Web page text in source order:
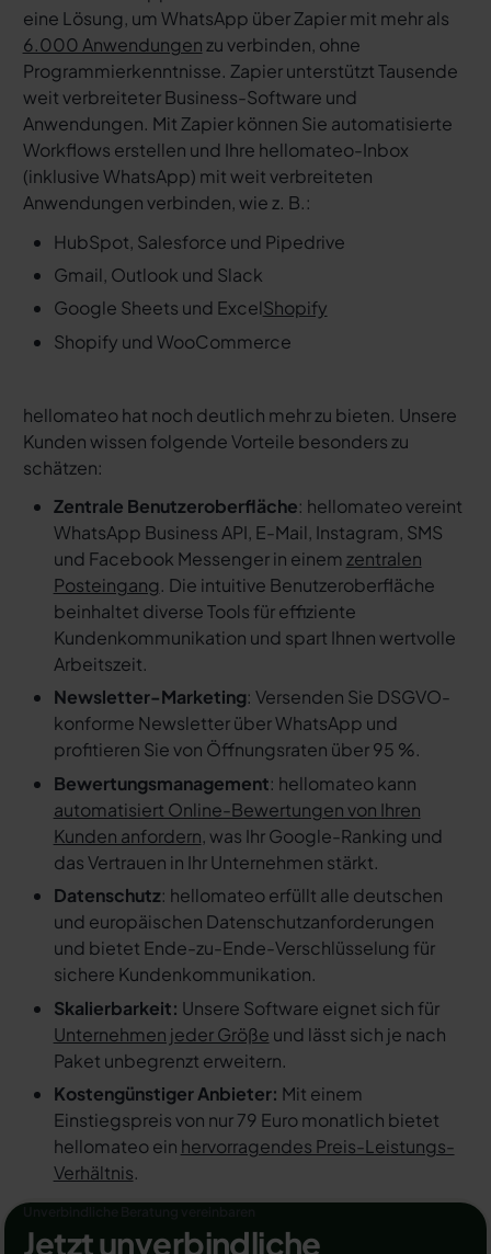
eine Lösung, um WhatsApp über Zapier mit mehr als
6.000 Anwendungenzu verbinden, ohne
Programmierkenntnisse. Zapier unterstützt Tausende
weit verbreiteter Business-Software und
Anwendungen. Mit Zapier können Sie automatisierte
Workflows erstellen und Ihre hellomateo-Inbox
(inklusive WhatsApp) mit weit verbreiteten
Anwendungen verbinden, wie z. B.:
HubSpot, Salesforce und Pipedrive
Gmail, Outlook und Slack
Google Sheets und ExcelShopify
Shopify und WooCommerce
hellomateo hat noch deutlich mehr zu bieten. Unsere
Kunden wissen folgende Vorteile besonders zu
schätzen:
Zentrale Benutzeroberfläche: hellomateo vereint
WhatsApp Business API, E-Mail, Instagram, SMS
und Facebook Messenger in einem zentralen
Posteingang. Die intuitive Benutzeroberfläche
beinhaltet diverse Tools für effiziente
Kundenkommunikation und spart Ihnen wertvolle
Arbeitszeit.
Newsletter-Marketing: Versenden Sie DSGVO-
konforme Newsletter über WhatsApp und
profitieren Sie von Öffnungsraten über 95 %.
Bewertungsmanagement: hellomateo kann
automatisiert Online-Bewertungen von Ihren
Kunden anfordern, was Ihr Google-Ranking und
das Vertrauen in Ihr Unternehmen stärkt.
Datenschutz: hellomateo erfüllt alle deutschen
und europäischen Datenschutzanforderungen
und bietet Ende-zu-Ende-Verschlüsselung für
sichere Kundenkommunikation.
Skalierbarkeit: Unsere Software eignet sich für
Unternehmen jeder Größe und lässt sich je nach
Paket unbegrenzt erweitern.
Kostengünstiger Anbieter: Mit einem
Einstiegspreis von nur 79 Euro monatlich bietet
hellomateo ein hervorragendes Preis-Leistungs-
Verhältnis.
Jetzt unverbindliche